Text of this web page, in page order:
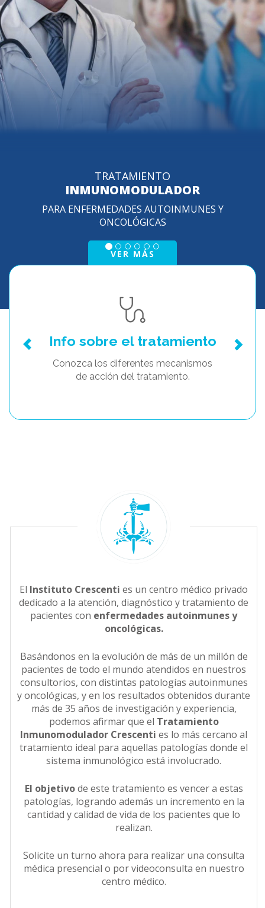
Info sobre el tratamiento
Conozca los diferentes mecanismos
de acción del tratamiento.
El Instituto Crescenti es un centro médico privado
dedicado a la atención, diagnóstico y tratamiento de
pacientes con enfermedades autoinmunes y
oncológicas.
Basándonos en la evolución de más de un millón de
pacientes de todo el mundo atendidos en nuestros
consultorios, con distintas patologías autoinmunes
y oncológicas, y en los resultados obtenidos durante
más de 35 años de investigación y experiencia,
podemos afirmar que el Tratamiento
Inmunomodulador Crescenti es lo más cercano al
tratamiento ideal para aquellas patologías donde el
sistema inmunológico está involucrado.
El objetivode este tratamiento es vencer a estas
patologías, logrando además un incremento en la
cantidad y calidad de vida de los pacientes que lo
realizan.
Solicite un turno ahora para realizar una consulta
médica presencial o por videoconsulta en nuestro
centro médico.